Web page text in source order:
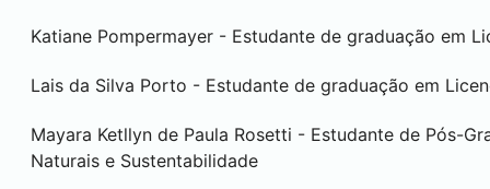
Katiane Pompermayer - Estudante de graduação em
Lais da Silva Porto - Estudante de graduação em
Mayara Ketllyn de Paula Rosetti - Estudante de Pós-
Naturais e Sustentabilidade